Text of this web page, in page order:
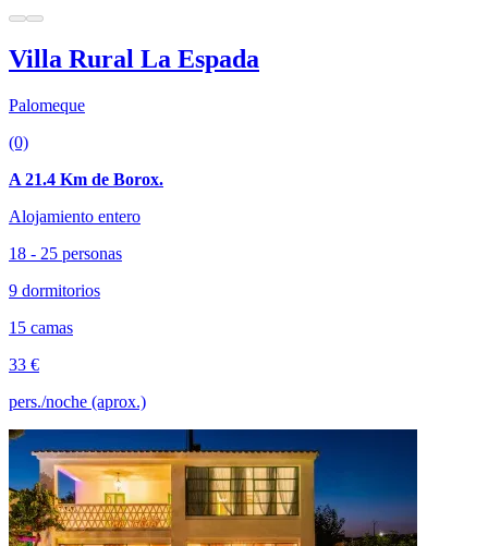
Villa Rural La Espada
Palomeque
(0)
A 21.4 Km de Borox.
Alojamiento entero
18 - 25 personas
9 dormitorios
15 camas
33 €
pers./noche (aprox.)